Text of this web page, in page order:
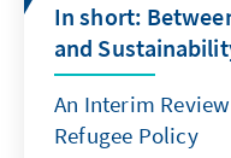
kurz- und
In short:
and
An Interim
Refugee Policy